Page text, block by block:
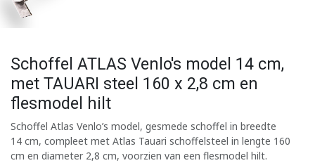
Schoffel ATLAS Venlo's model 14 cm,
met TAUARI steel 160 x 2,8 cm en
flesmodel hilt
Schoffel Atlas Venlo’s model, gesmede schoffel in breedte
14 cm, compleet met Atlas Tauari schoffelsteel in lengte 160
cm en diameter 2,8 cm, voorzien van een flesmodel hilt.